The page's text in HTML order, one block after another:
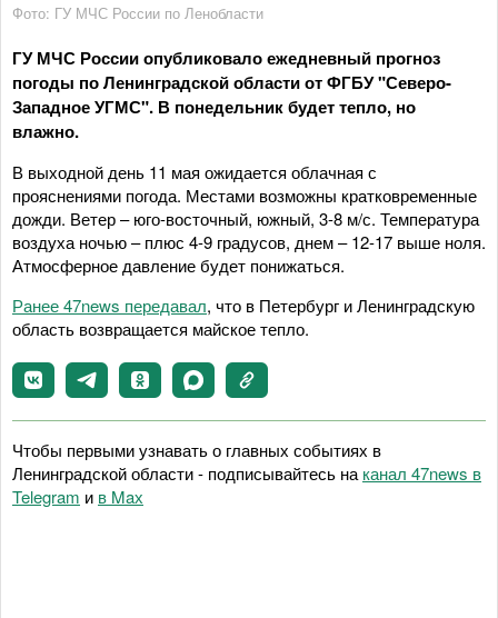
Фото: ГУ МЧС России по Ленобласти
ГУ МЧС России опубликовало ежедневный прогноз
погоды по Ленинградской области от ФГБУ "Северо-
Западное УГМС". В понедельник будет тепло, но
влажно.
В выходной день 11 мая ожидается облачная с
прояснениями погода. Местами возможны кратковременные
дожди. Ветер – юго-восточный, южный, 3-8 м/с. Температура
воздуха ночью – плюс 4-9 градусов, днем – 12-17 выше ноля.
Атмосферное давление будет понижаться.
Ранее 47news передавал, что в Петербург и Ленинградскую
область возвращается майское тепло.
Чтобы первыми узнавать о главных событиях в
Ленинградской области - подписывайтесь на канал 47news в
Telegram и в Maх